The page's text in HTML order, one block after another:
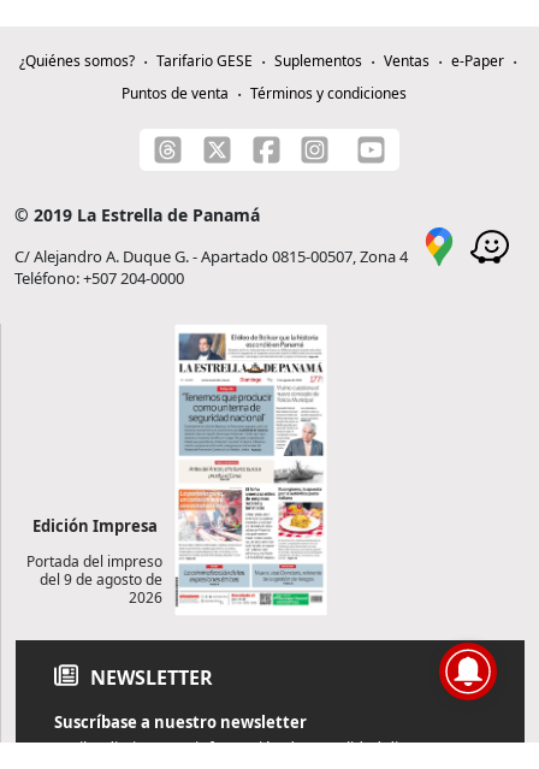
¿Quiénes somos? Tarifario GESE Suplementos Ventas
e-Paper
Puntos de venta
Términos y condiciones
© 2019 La Estrella de Panamá
C/ Alejandro A. Duque G. - Apartado 0815-00507, Zona 4
Teléfono: +507 204-0000
Edición Impresa
Portada del impreso
del 9 de agosto de
2026
NEWSLETTER
Suscríbase a nuestro newsletter
Reciba diariamente información de actualidad directamente en